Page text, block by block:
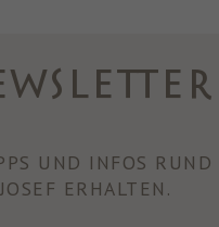
UND INFOS RUND
ERHALTEN.